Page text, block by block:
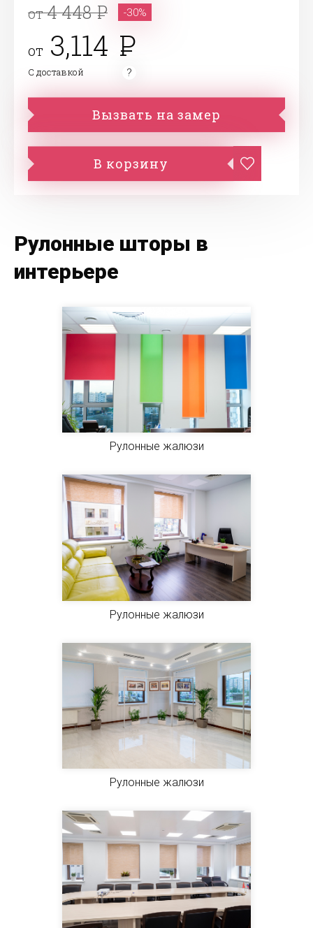
от4 448 -30%
от 3,114
С доставкой
Вызвать на замер
В корзину
Рулонные шторы в
интерьере
Рулонные жалюзи
Рулонные жалюзи
Рулонные жалюзи